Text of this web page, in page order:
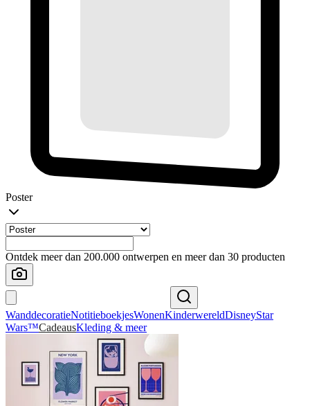
Poster
Ontdek meer dan 200.000 ontwerpen en meer dan 30 producten
WanddecoratieNotitieboekjesWonenKinderwereldDisneyStar
Wars™CadeausKleding & meer